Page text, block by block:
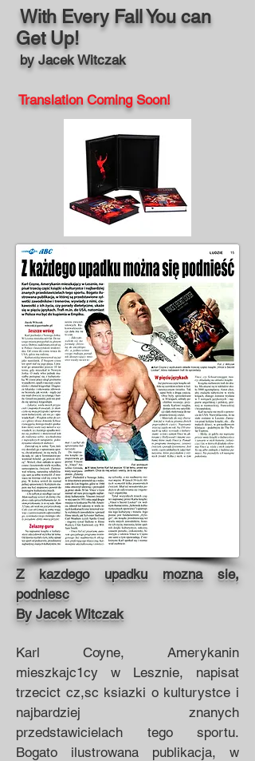
With Every Fall You can
Get Up!
by Jacek Witczak
Translation Coming Soon!
Z kazdego upadku mozna sie,
podniesc
By Jacek Witczak
Karl Coyne, Amerykanin
mieszkajc1cy w Lesznie, na­pisat
trzecict cz,sc ksiazki o kulturystce i
najbardziej znanych
przedstawicielach tego sportu.
Bogato ilu­strowana publikacja, w